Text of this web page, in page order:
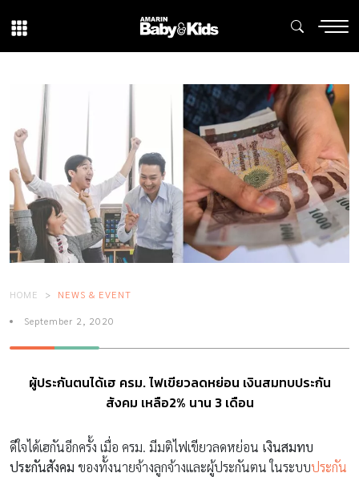
HOME NEWS & EVENT
September 2, 2020
ผู้ประกันตนได้เฮ ครม. ไฟเขียวลดหย่อน เงินสมทบประกัน
สังคม เหลือ2% นาน 3 เดือน
ดีใจได้เฮกันอีกครั้ง เมื่อ ครม. มีมติไฟเขียวลดหย่อน เงินสมทบ
ประกันสังคม ของทั้งนายจ้างลูกจ้างและผู้ประกันตน ในระบบประกัน